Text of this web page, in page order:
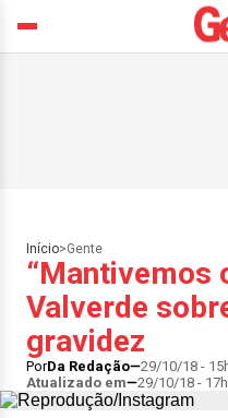
Início>Gente
“Mantivemos
Valverde
gravidez
PorDa Redação 29/10/18 -
Atualizado em
29/10/18 -